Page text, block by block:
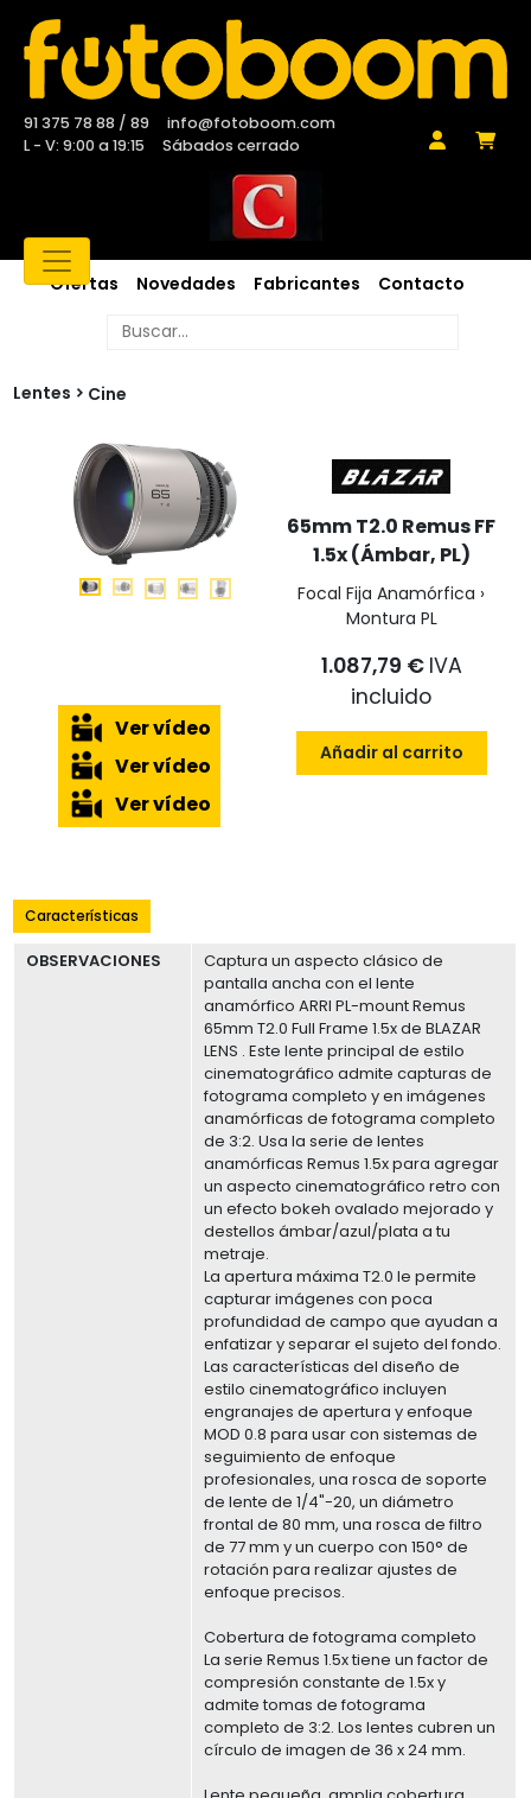
91 375 78 88 / 89
info@fotoboom.com
L - V: 9:00 a 19:15
Sábados cerrado
Ofertas Novedades Fabricantes Contacto
Lentes Cine
Ver vídeo
Ver vídeo
Ver vídeo
65mm T2.0 Remus FF
1.5x (Ámbar, PL)
Focal Fija Anamórfica ›
Montura PL
1.087,79 € IVA
incluido
Añadir al carrito
Características
OBSERVACIONES
Captura un aspecto clásico de
pantalla ancha con el lente
anamórfico ARRI PL-mount Remus
65mm T2.0 Full Frame 1.5x de BLAZAR
LENS . Este lente principal de estilo
cinematográfico admite capturas de
fotograma completo y en imágenes
anamórficas de fotograma completo
de 3:2. Usa la serie de lentes
anamórficas Remus 1.5x para agregar
un aspecto cinematográfico retro con
un efecto bokeh ovalado mejorado y
destellos ámbar/azul/plata a tu
metraje.
La apertura máxima T2.0 le permite
capturar imágenes con poca
profundidad de campo que ayudan a
enfatizar y separar el sujeto del fondo.
Las características del diseño de
estilo cinematográfico incluyen
engranajes de apertura y enfoque
MOD 0.8 para usar con sistemas de
seguimiento de enfoque
profesionales, una rosca de soporte
de lente de 1/4"-20, un diámetro
frontal de 80 mm, una rosca de filtro
de 77 mm y un cuerpo con 150° de
rotación para realizar ajustes de
enfoque precisos.
Cobertura de fotograma completo
La serie Remus 1.5x tiene un factor de
compresión constante de 1.5x y
admite tomas de fotograma
completo de 3:2. Los lentes cubren un
círculo de imagen de 36 x 24 mm.